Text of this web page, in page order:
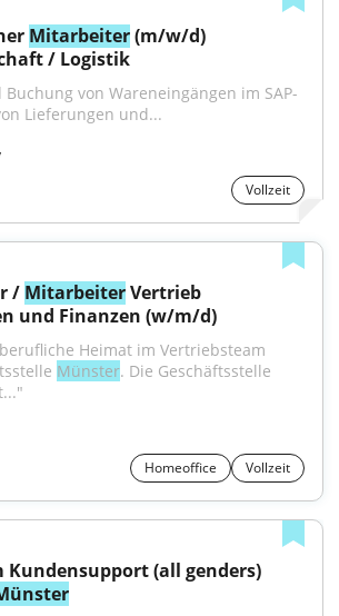
Mitarbeiter (m/w/d)
/ Logistik
von Wareneingängen im SAP-
Lieferungen und...
Vollzeit
/ Mitarbeiter Vertrieb
und Finanzen (w/m/d)
Heimat im Vertriebsteam
Münster
Homeoffice Vollzeit
Kundensupport (all genders)